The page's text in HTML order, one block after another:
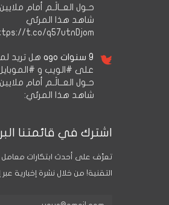
حـول العــالَـم أمام ملايين
شاهد هذا المرئي
t.co/q57utnDjom
9 سنوات ago
هل تريد
على #الويب و
حـول العــالَـم أمام ملايين
شاهد هذا المرئي:
اشترك في قائمتنا
تعرَّف على أحدث ابتكارات معامل
التقنية! من خلال نشرة إخبارية عبر